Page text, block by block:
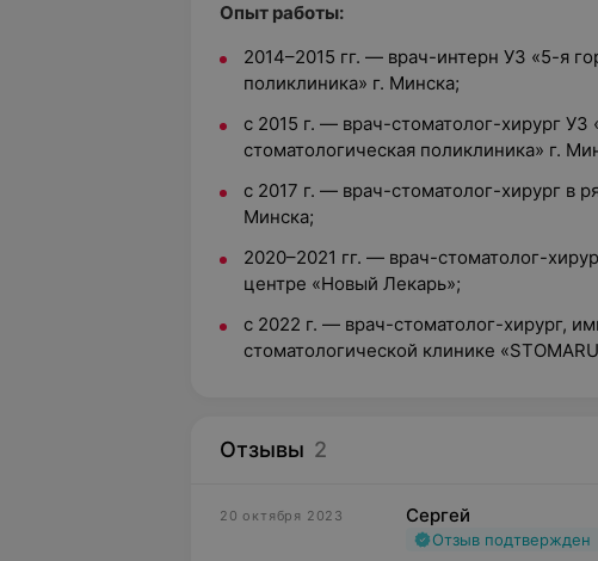
Опыт работы:
2014–2015 гг. — врач-интерн УЗ «5-я
поликлиника» г. Минска;
с 2015 г. — врач-стоматолог-хирург УЗ
стоматологическая поликлиника» г.
с 2017 г. — врач-стоматолог-хирург в
Минска;
2020–2021 гг. — врач-стоматолог-
центре «Новый Лекарь»;
с 2022 г. — врач-стоматолог-хирург,
стоматологической клинике
Отзывы 2
20 октября 2023 Сергей
Отзыв подтвержден